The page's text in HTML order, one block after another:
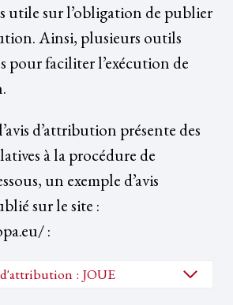
utile sur l’obligation de publier
Ainsi, plusieurs outils
pour faciliter l’exécution de
d’attribution présente des
à la procédure de
un exemple d’avis
sur le site :
:
: JOUE